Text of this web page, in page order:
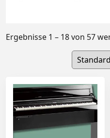
Ergebnisse 1 – 18 von 57